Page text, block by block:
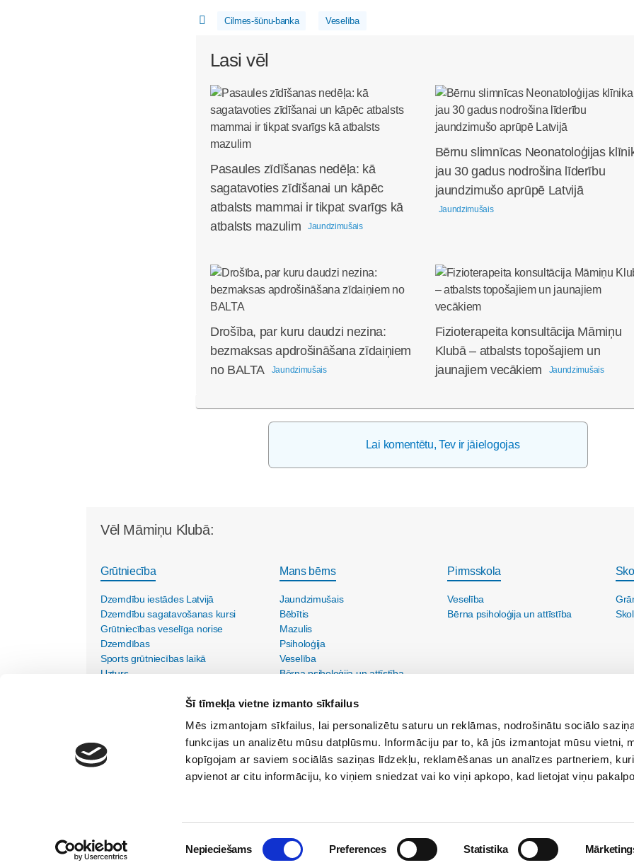
Šī tīmekļa vietne izmanto sīkfailus
Mēs izmantojam sīkfailus, lai personalizētu saturu un reklāmas, nodrošinātu sociālo
funkcijas un analizētu mūsu datplūsmu. Informāciju par to, kā jūs izmantojat mūsu vietni,
kopīgojam ar saviem sociālās saziņas līdzekļu, reklamēšanas un analīzes partneriem,
apvienot ar citu informāciju, ko viņiem sniedzat vai ko viņi apkopo, kad lietojat viņu
izvēle
Nepieciešams Preferences Statistika
Cilmes-šūnu-banka Veselība
Lasi vēl
Pasaules zīdīšanas nedēļa: kā
sagatavoties zīdīšanai un kāpēc
atbalsts mammai ir tikpat svarīgs kā
atbalsts mazulim
Jaundzimušais
Bērnu slimnīcas Neonatoloģijas
jau 30 gadus nodrošina līderību
jaundzimušo aprūpē Latvijā
Jaundzimušais
Drošība, par kuru daudzi nezina:
bezmaksas apdrošināšana zīdaiņiem
no BALTA
Jaundzimušais
Fizioterapeita konsultācija Māmiņu
Klubā – atbalsts topošajiem un
jaunajiem vecākiem
Jaundzimušais
Lai komentētu, Tev ir jāielogojas
Vēl Māmiņu Klubā:
Grūtniecība
Dzemdību iestādes Latvijā
Dzemdību sagatavošanas kursi
Grūtniecības veselīga norise
Dzemdības
Sports grūtniecības laikā
Uzturs
Mans bērns
Jaundzimušais
Bēbītis
Mazulis
Psiholoģija
Veselība
Bērna psiholoģija un attīstība
Pirmsskola
Veselība
Bērna psiholoģija un attīstība
SIA "Lietišķās kreativitātes grupa"
© 2026 Māmiņu klubs Noteikumi Reklāma portālā Par Māmiņu Klubu